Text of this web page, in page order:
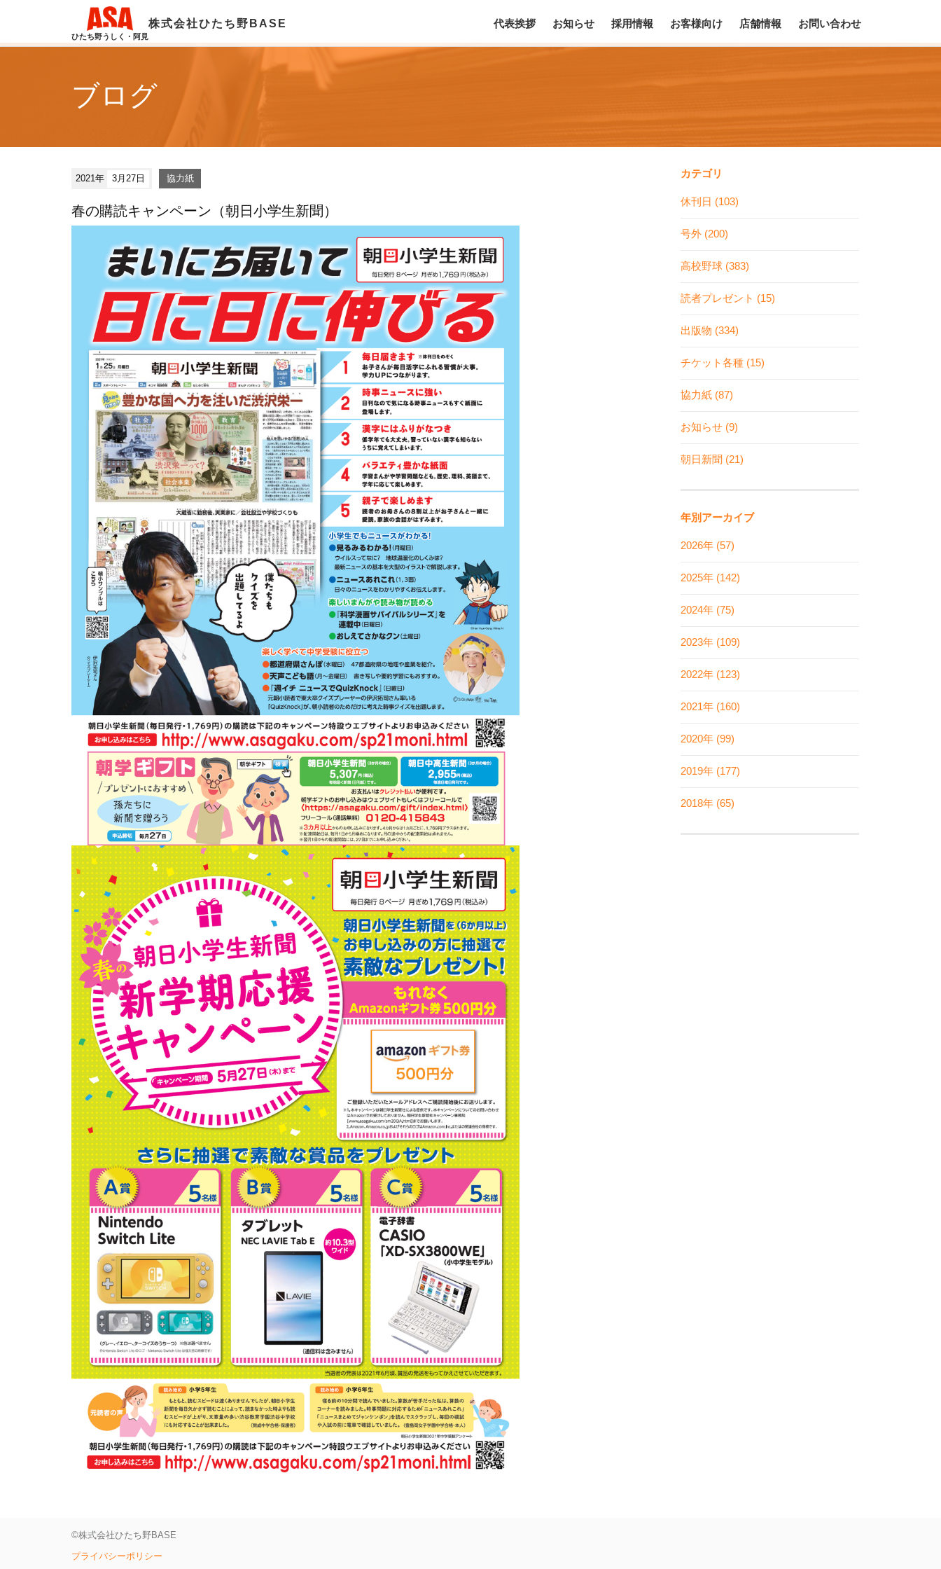
ひたち野うしく・阿見
株式会社ひたち野BASE 代表挨拶 お知らせ 採用情報 お客様向け 店舗情報 お問い合わせ
ブログ
2021年 3月27日 協力紙
春の購読キャンペーン（朝日小学生新聞）
カテゴリ
休刊日 (103)
号外 (200)
高校野球 (383)
読者プレゼント (15)
出版物 (334)
チケット各種 (15)
協力紙 (87)
お知らせ (9)
朝日新聞 (21)
年別アーカイブ
2026年 (57)
2025年 (142)
2024年 (75)
2023年 (109)
2022年 (123)
2021年 (160)
2020年 (99)
2019年 (177)
2018年 (65)
©株式会社ひたち野BASE
プライバシーポリシー